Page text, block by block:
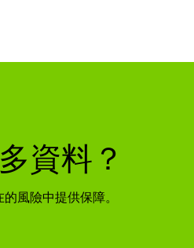
資料？
風險中提供保障。